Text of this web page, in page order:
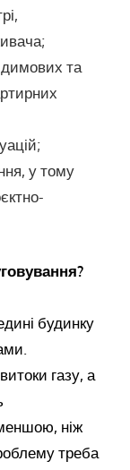
димових та
у тому
будинку
газу, а
ніж
треба